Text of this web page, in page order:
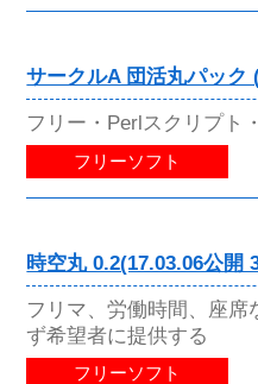
サークルA 団活丸パック
フリー・Perlスクリプト
フリーソフト
時空丸 0.2(17.03.06公開
フリマ、労働時間、座席
ず希望者に提供する
フリーソフト